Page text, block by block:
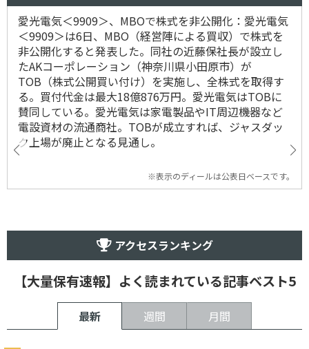
愛光電気＜9909＞、MBOで株式を非公開化：愛光電気
＜9909＞は6日、MBO（経営陣による買収）で株式を
非公開化すると発表した。同社の近藤保社長が設立し
たAKコーポレーション（神奈川県小田原市）が
TOB（株式公開買い付け）を実施し、全株式を取得す
る。買付代金は最大18億876万円。愛光電気はTOBに
賛同している。愛光電気は家電製品やIT周辺機器など
電設資材の流通商社。TOBが成立すれば、ジャスダッ
ク上場が廃止となる見通し。
※表示のディールは公表日ベースです。
アクセスランキング
【大量保有速報】よく読まれている記事ベスト5
最新 週間 月間